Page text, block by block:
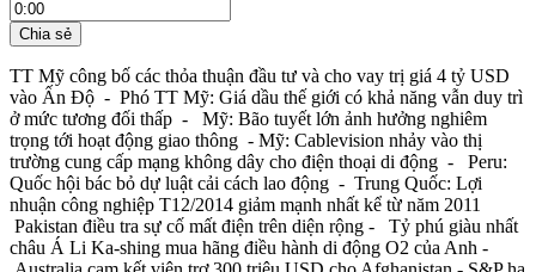
Chia sẻ
TT Mỹ công bố các thỏa thuận đầu tư và cho vay trị giá 4 tỷ USD
vào Ấn Độ - Phó TT Mỹ: Giá dầu thế giới có khả năng vẫn duy trì
ở mức tương đối thấp - Mỹ: Bão tuyết lớn ảnh hưởng nghiêm
trọng tới hoạt động giao thông - Mỹ: Cablevision nhảy vào thị
trường cung cấp mạng không dây cho điện thoại di động - Peru:
Quốc hội bác bỏ dự luật cải cách lao động - Trung Quốc: Lợi
nhuận công nghiệp T12/2014 giảm mạnh nhất kể từ năm 2011
Pakistan điều tra sự cố mất điện trên diện rộng - Tỷ phú giàu nhất
châu Á Li Ka-shing mua hãng điều hành di động O2 của Anh -